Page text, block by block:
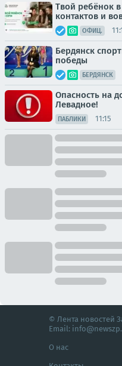
Твой ребёнок
контактов и
ОФИЦ.
Бердянск
победы
БЕРДЯНСК
Опасность на
Левадное!
ПАБЛИКИ 11:15
© Лента новостей
Email:
О нас